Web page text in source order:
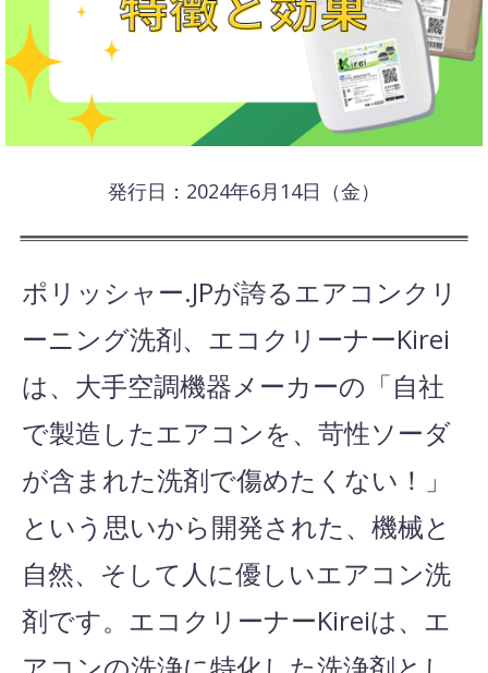
発行日：2024年6月14日（金）
ポリッシャー.JPが誇るエアコンクリ
ーニング洗剤、エコクリーナーKirei
は、大手空調機器メーカーの「自社
で製造したエアコンを、苛性ソーダ
が含まれた洗剤で傷めたくない！」
という思いから開発された、機械と
自然、そして人に優しいエアコン洗
剤です。エコクリーナーKireiは、エ